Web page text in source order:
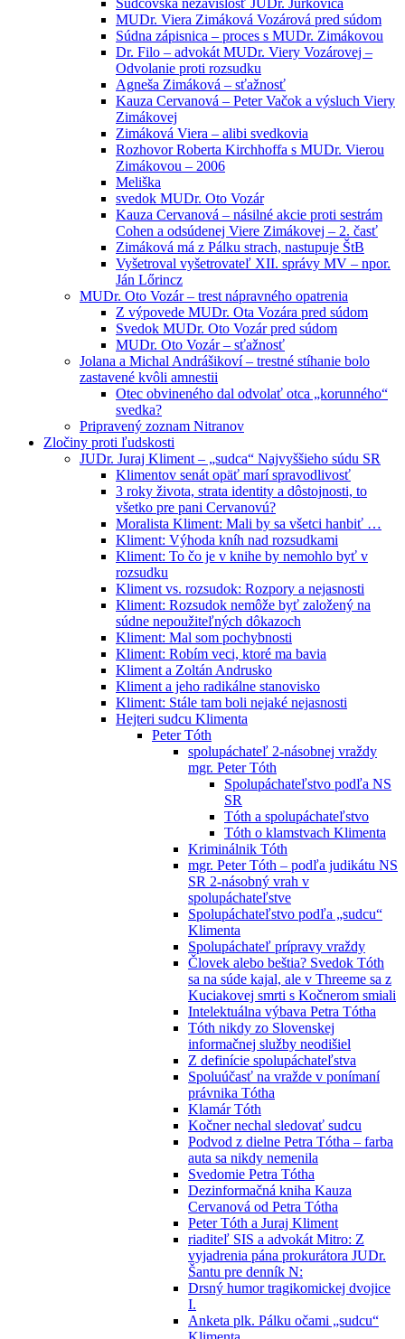
MUDr. Viera Zimáková Vozárová pred súdom
Súdna zápisnica – proces s MUDr. Zimákovou
Dr. Filo – advokát MUDr. Viery Vozárovej –
Odvolanie proti rozsudku
Agneša Zimáková – sťažnosť
Kauza Cervanová – Peter Vačok a výsluch Viery
Zimákovej
Zimáková Viera – alibi svedkovia
Rozhovor Roberta Kirchhoffa s MUDr. Vierou
Zimákovou – 2006
Meliška
svedok MUDr. Oto Vozár
Kauza Cervanová – násilné akcie proti sestrám
Cohen a odsúdenej Viere Zimákovej – 2. časť
Zimáková má z Pálku strach, nastupuje ŠtB
Vyšetroval vyšetrovateľ XII. správy MV – npor.
Ján Lőrincz
MUDr. Oto Vozár – trest nápravného opatrenia
Z výpovede MUDr. Ota Vozára pred súdom
Svedok MUDr. Oto Vozár pred súdom
MUDr. Oto Vozár – sťažnosť
Jolana a Michal Andrášikoví – trestné stíhanie bolo
zastavené kvôli amnestii
Otec obvineného dal odvolať otca „korunného“
svedka?
Pripravený zoznam Nitranov
Zločiny proti ľudskosti
JUDr. Juraj Kliment – „sudca“ Najvyššieho súdu SR
Klimentov senát opäť marí spravodlivosť
3 roky života, strata identity a dôstojnosti, to
všetko pre pani Cervanovú?
Moralista Kliment: Mali by sa všetci hanbiť …
Kliment: Výhoda kníh nad rozsudkami
Kliment: To čo je v knihe by nemohlo byť v
rozsudku
Kliment vs. rozsudok: Rozpory a nejasnosti
Kliment: Rozsudok nemôže byť založený na
súdne nepoužiteľných dôkazoch
Kliment: Mal som pochybnosti
Kliment: Robím veci, ktoré ma bavia
Kliment a Zoltán Andrusko
Kliment a jeho radikálne stanovisko
Kliment: Stále tam boli nejaké nejasnosti
Hejteri sudcu Klimenta
Peter Tóth
spolupáchateľ 2-násobnej vraždy
mgr. Peter Tóth
Spolupáchateľstvo podľa NS
SR
Tóth a spolupáchateľstvo
Tóth o klamstvach Klimenta
Kriminálnik Tóth
mgr. Peter Tóth – podľa judikátu NS
SR 2-násobný vrah v
spolupáchateľstve
Spolupáchateľstvo podľa „sudcu“
Klimenta
Spolupáchateľ prípravy vraždy
Človek alebo beštia? Svedok Tóth
sa na súde kajal, ale v Threeme sa z
Kuciakovej smrti s Kočnerom smiali
Intelektuálna výbava Petra Tótha
Tóth nikdy zo Slovenskej
informačnej služby neodišiel
Z definície spolupáchateľstva
Spoluúčasť na vražde v ponímaní
právnika Tótha
Klamár Tóth
Kočner nechal sledovať sudcu
Podvod z dielne Petra Tótha – farba
auta sa nikdy nemenila
Svedomie Petra Tótha
Dezinformačná kniha Kauza
Cervanová od Petra Tótha
Peter Tóth a Juraj Kliment
riaditeľ SIS a advokát Mitro: Z
vyjadrenia pána prokurátora JUDr.
Šantu pre denník N:
Drsný humor tragikomickej dvojice
I.
Anketa plk. Pálku očami „sudcu“